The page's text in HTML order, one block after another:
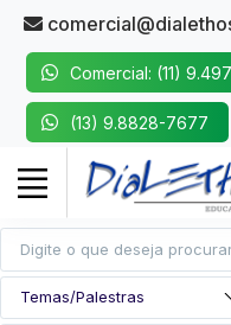
Comercial: (11)
(13) 9.8828-7677